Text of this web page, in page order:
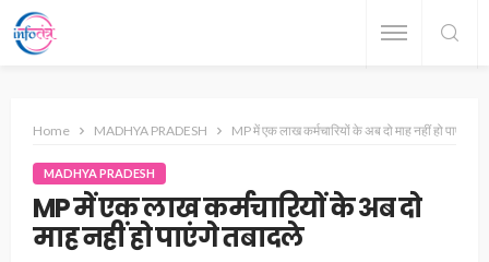
Home MADHYA PRADESH MP में एक लाख कर्मचारियों के अब दो माह नहीं हो पाएंगे
MADHYA PRADESH
MP में एक लाख कर्मचारियों के अब दो
माह नहीं हो पाएंगे तबादले